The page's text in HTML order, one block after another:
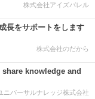
株式会社アイズバレル
長をサポートをします
株式会社のだから
knowledge and
ニバーサルナレッジ株式会社